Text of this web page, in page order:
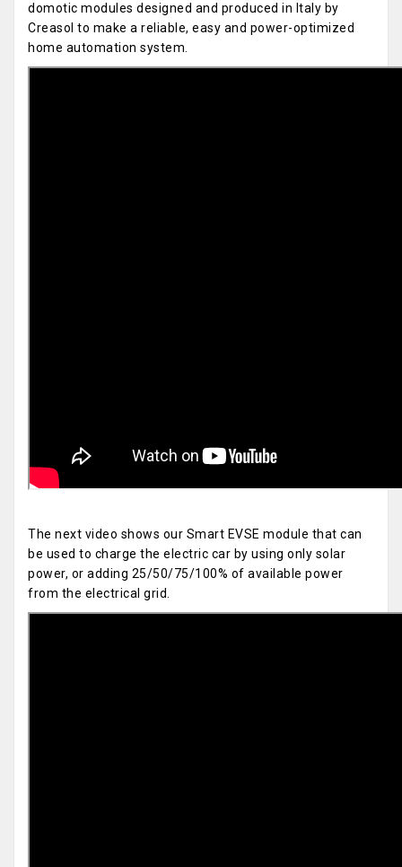
domotic modules designed and produced in Italy by
Creasol to make a reliable, easy and power-optimized
home automation system.
The next video shows our Smart EVSE module that can
be used to charge the electric car by using only solar
power, or adding 25/50/75/100% of available power
from the electrical grid.